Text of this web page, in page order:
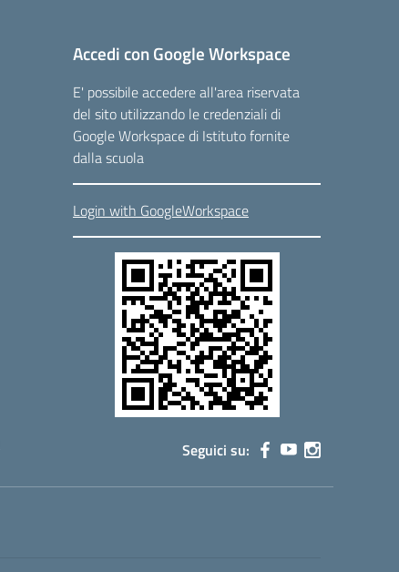
Accedi con Google Workspace
E' possibile accedere all'area riservata
del sito utilizzando le credenziali di
Google Workspace di Istituto fornite
dalla scuola
Login with GoogleWorkspace
Seguici su: